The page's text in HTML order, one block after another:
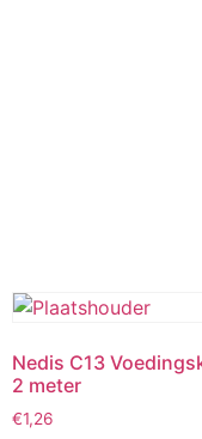
Nedis C13
2 meter
€1,26